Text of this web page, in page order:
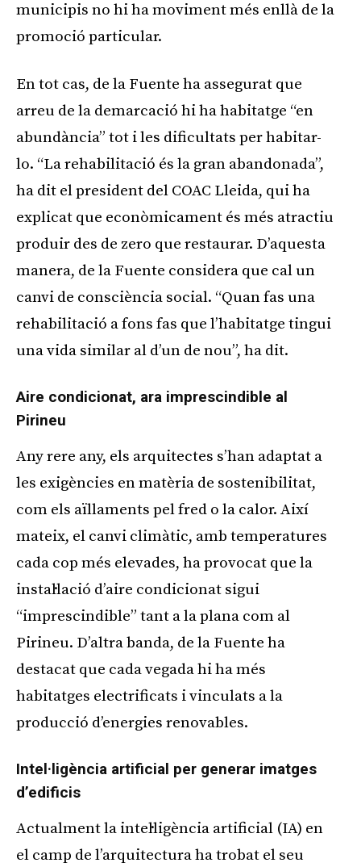
municipis no hi ha moviment més enllà de la
promoció particular.
En tot cas, de la Fuente ha assegurat que
arreu de la demarcació hi ha habitatge “en
abundància” tot i les dificultats per habitar-
lo. “La rehabilitació és la gran abandonada”,
ha dit el president del COAC Lleida, qui ha
explicat que econòmicament és més atractiu
produir des de zero que restaurar. D’aquesta
manera, de la Fuente considera que cal un
canvi de consciència social. “Quan fas una
rehabilitació a fons fas que l’habitatge tingui
una vida similar al d’un de nou”, ha dit.
Aire condicionat, ara imprescindible al
Pirineu
Any rere any, els arquitectes s’han adaptat a
les exigències en matèria de sostenibilitat,
com els aïllaments pel fred o la calor. Així
mateix, el canvi climàtic, amb temperatures
cada cop més elevades, ha provocat que la
instal·lació d’aire condicionat sigui
“imprescindible” tant a la plana com al
Pirineu. D’altra banda, de la Fuente ha
destacat que cada vegada hi ha més
habitatges electrificats i vinculats a la
producció d’energies renovables.
Intel·ligència artificial per generar imatges
d’edificis
Actualment la intel·ligència artificial (IA) en
el camp de l’arquitectura ha trobat el seu